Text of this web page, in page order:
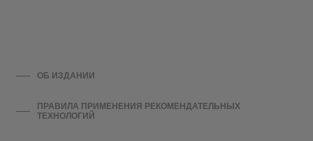
ОБ ИЗДАНИИ
ПРАВИЛА ПРИМЕНЕНИЯ РЕКОМЕНДАТЕЛЬНЫХ
ТЕХНОЛОГИЙ